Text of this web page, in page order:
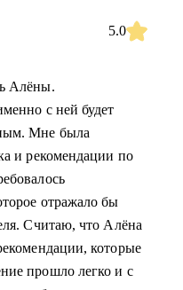
5.0
Алёны.
с ней будет
Мне была
и рекомендации по
отражало бы
Считаю, что Алёна
которые
прошло легко и с